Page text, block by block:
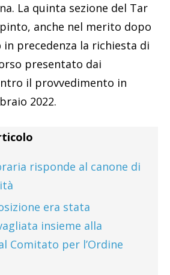
La quinta sezione del Tar
anche nel merito dopo
precedenza la richiesta di
presentato dai
il provvedimento in
2022.
risponde al canone di
era stata
insieme alla
Comitato per l’Ordine